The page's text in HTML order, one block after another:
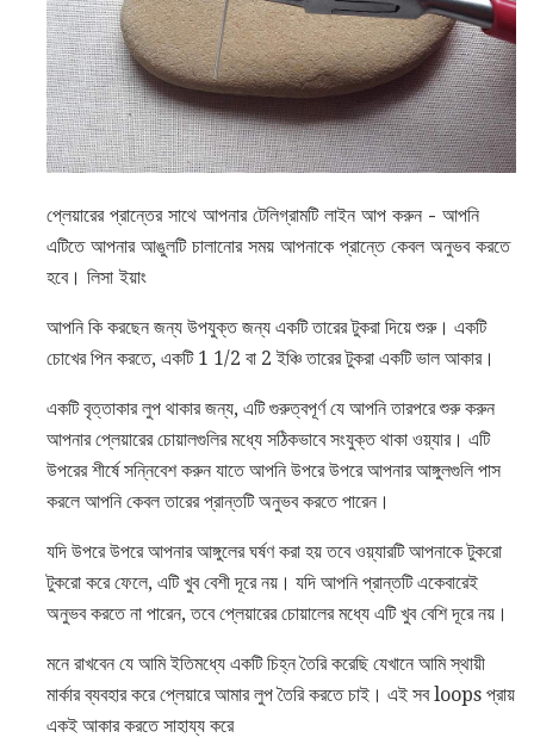
প্লেয়ারের প্রান্তের সাথে আপনার টেলিগ্রামটি লাইন আপ করুন - আপনি
এটিতে আপনার আঙুলটি চালানোর সময় আপনাকে প্রান্তে কেবল অনুভব করতে
হবে। লিসা ইয়াং
আপনি কি করছেন জন্য উপযুক্ত জন্য একটি তারের টুকরা দিয়ে শুরু। একটি
চোখের পিন করতে, একটি 1 1/2 বা 2 ইঞ্চি তারের টুকরা একটি ভাল আকার।
একটি বৃত্তাকার লুপ থাকার জন্য, এটি গুরুত্বপূর্ণ যে আপনি তারপরে শুরু করুন
আপনার প্লেয়ারের চোয়ালগুলির মধ্যে সঠিকভাবে সংযুক্ত থাকা ওয়্যার। এটি
উপরের শীর্ষে সন্নিবেশ করুন যাতে আপনি উপরে উপরে আপনার আঙ্গুলগুলি পাস
করলে আপনি কেবল তারের প্রান্তটি অনুভব করতে পারেন।
যদি উপরে উপরে আপনার আঙ্গুলের ঘর্ষণ করা হয় তবে ওয়্যারটি আপনাকে টুকরো
টুকরো করে ফেলে, এটি খুব বেশী দূরে নয়। যদি আপনি প্রান্তটি একেবারেই
অনুভব করতে না পারেন, তবে প্লেয়ারের চোয়ালের মধ্যে এটি খুব বেশি দূরে নয়।
মনে রাখবেন যে আমি ইতিমধ্যে একটি চিহ্ন তৈরি করেছি যেখানে আমি স্থায়ী
মার্কার ব্যবহার করে প্লেয়ারে আমার লুপ তৈরি করতে চাই। এই সব loops প্রায়
একই আকার করতে সাহায্য করে